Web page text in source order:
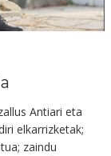
Antiari eta
elkarrizketak;
zaindu